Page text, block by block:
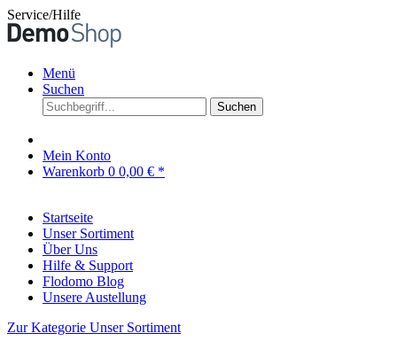
Service/Hilfe
Menü
Suchen
Suchen
Mein Konto
Warenkorb 0 0,00 € *
Startseite
Unser Sortiment
Über Uns
Hilfe & Support
Flodomo Blog
Unsere Austellung
Zur Kategorie Unser Sortiment